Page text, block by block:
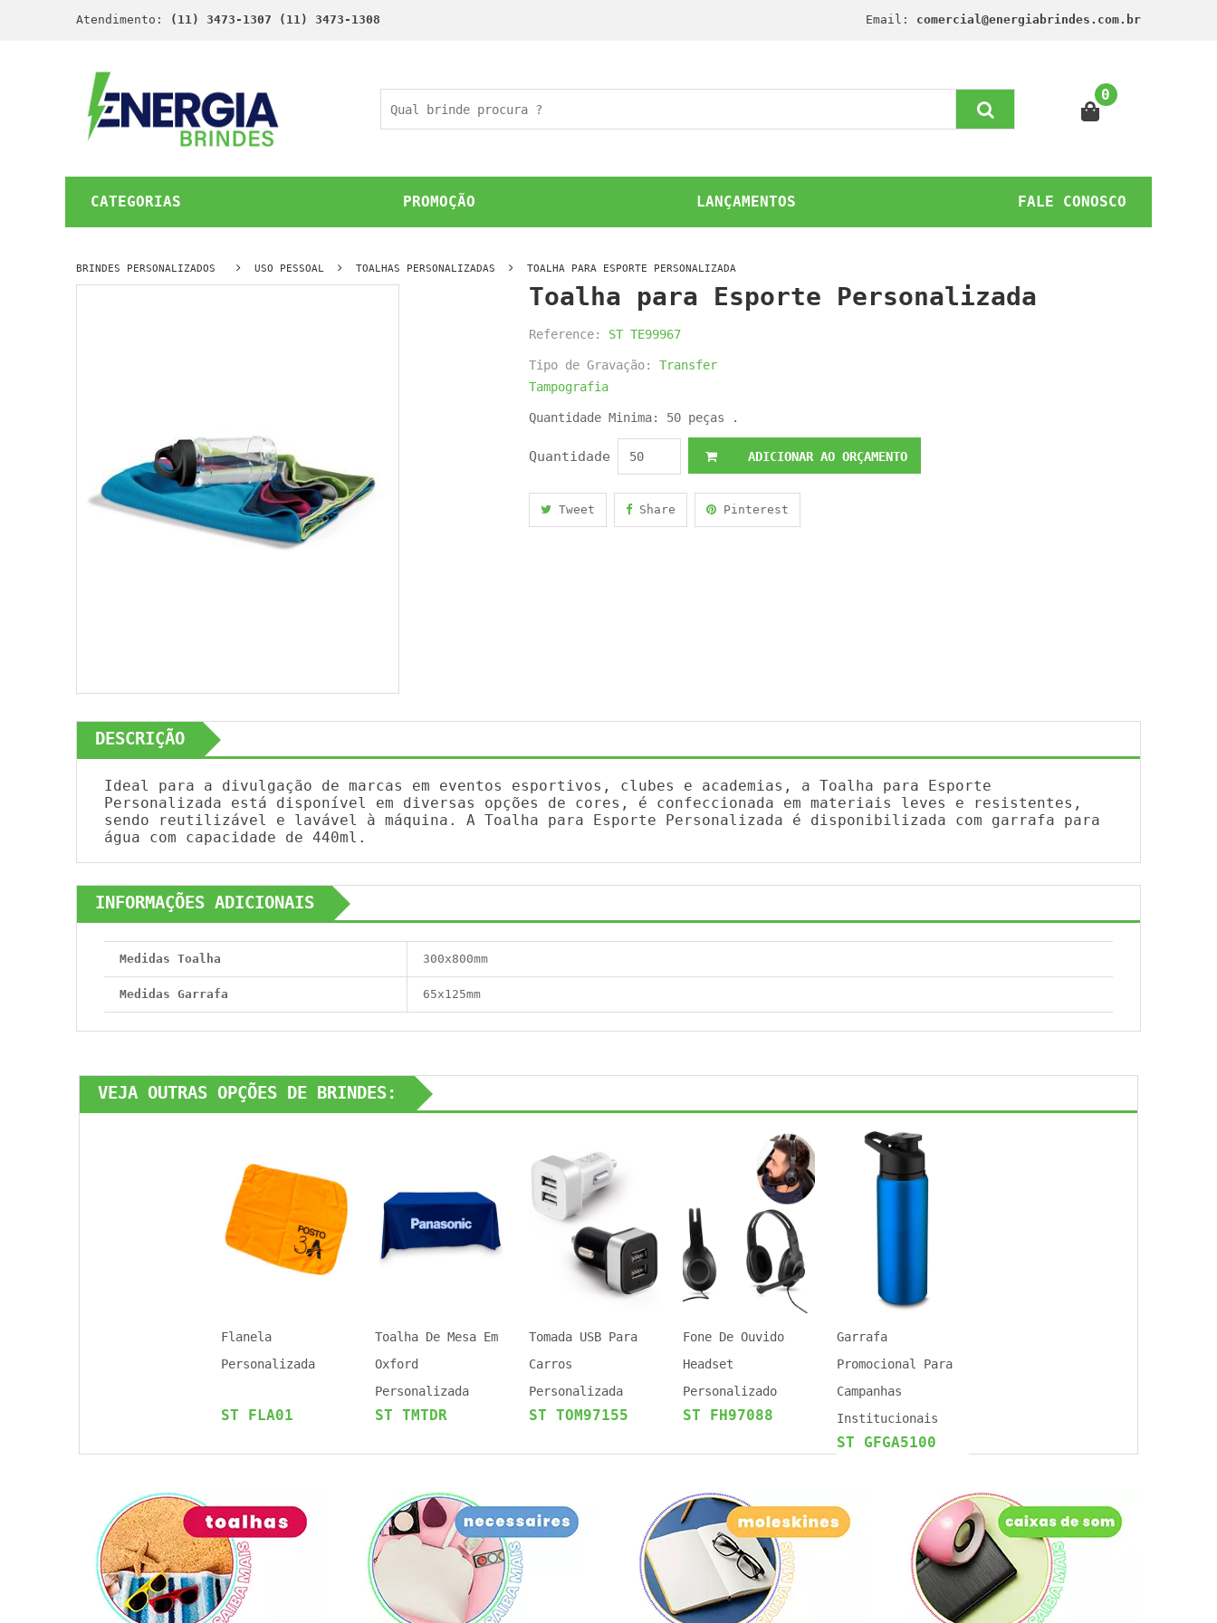
Atendimento: (11) 3473-1307 (11) 3473-1308 Email: comercial@energiabrindes.com.br
0
CATEGORIAS PROMOÇÃO LANÇAMENTOS FALE CONOSCO
BRINDES PERSONALIZADOS USO PESSOAL TOALHAS PERSONALIZADAS TOALHA PARA ESPORTE PERSONALIZADA
Toalha para Esporte Personalizada
Reference: ST TE99967
Tipo de Gravação: Transfer
Tampografia
Quantidade Minima: 50 peças .
Quantidade ADICIONAR AO ORÇAMENTO
Tweet Share Pinterest
DESCRIÇÃO
Ideal para a divulgação de marcas em eventos esportivos, clubes e academias, a Toalha para Esporte
Personalizada está disponível em diversas opções de cores, é confeccionada em materiais leves e resistentes,
sendo reutilizável e lavável à máquina. A Toalha para Esporte Personalizada é disponibilizada com garrafa para
água com capacidade de 440ml.
INFORMAÇÕES ADICIONAIS
Medidas Toalha 300x800mm
Medidas Garrafa 65x125mm
VEJA OUTRAS OPÇÕES DE BRINDES:
Flanela
Personalizada
ST FLA01
Toalha De Mesa Em
Oxford
Personalizada
ST TMTDR
Tomada USB Para
Carros
Personalizada
ST TOM97155
Fone De Ouvido
Headset
Personalizado
ST FH97088
Garrafa
Promocional Para
Campanhas
Institucionais
ST GFGA5100